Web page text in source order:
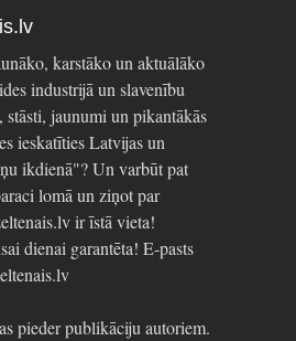
karstāko un aktuālāko
industrijā un slavenību
stāsti, jaunumi un pikantākās
ieskatīties Latvijas un
ikdienā"? Un varbūt pat
lomā un ziņot par
ir īstā vieta!
dienai garantēta! E-pasts
pieder publikāciju autoriem.